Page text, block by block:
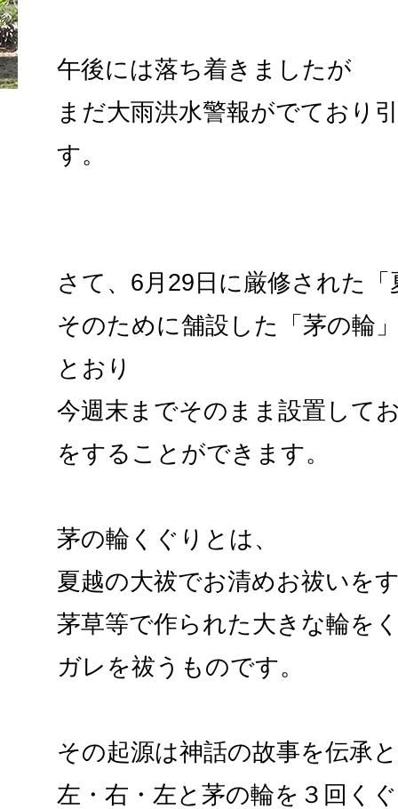
午後には落ち着きましたが
まだ大雨洪水警報がでており
す。
さて、6月29日に厳修された
そのために舗設した「茅の輪
とおり
今週末までそのまま設置して
をすることができます。
茅の輪くぐりとは、
夏越の大祓でお清めお祓いを
茅草等で作られた大きな輪を
ガレを祓うものです。
その起源は神話の故事を伝承
左・右・左と茅の輪を３回く